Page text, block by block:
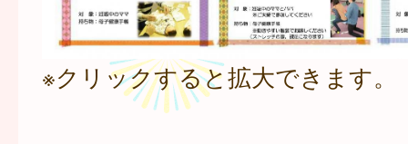
※クリックすると拡大できます。